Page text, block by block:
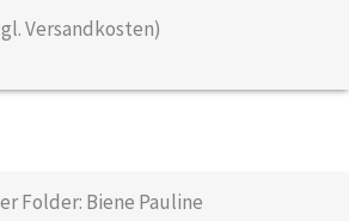
Versandkosten)
Folder: Biene Pauline